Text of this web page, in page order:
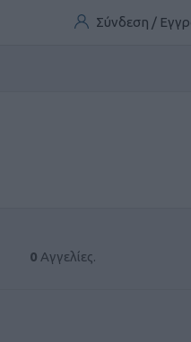
Σύνδεση /
0 Αγγελίες.